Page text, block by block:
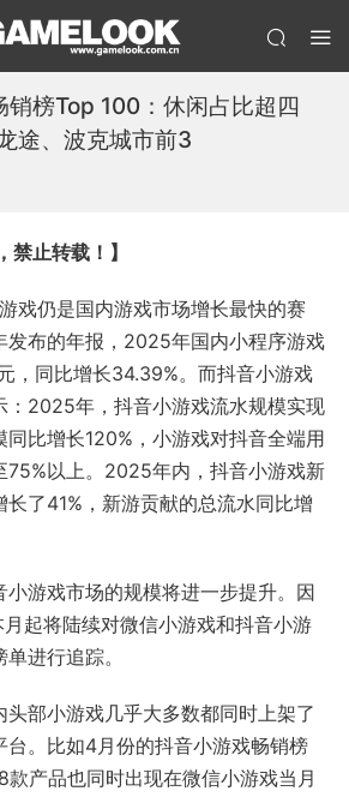
销榜Top 100：休闲占比超四
途、波克城市前3
禁止转载！】
戏仍是国内游戏市场增长最快的赛
发布的年报，2025年国内小程序游戏
，同比增长34.39%。而抖音小游戏
：2025年，抖音小游戏流水规模实现
比增长120%，小游戏对抖音全端用
75%以上。2025年内，抖音小游戏新
了41%，新游贡献的总流水同比增
小游戏市场的规模将进一步提升。因
起将陆续对微信小游戏和抖音小游
进行追踪。
部小游戏几乎大多数都同时上架了
台。比如4月份的抖音小游戏畅销榜
产品也同时出现在微信小游戏当月